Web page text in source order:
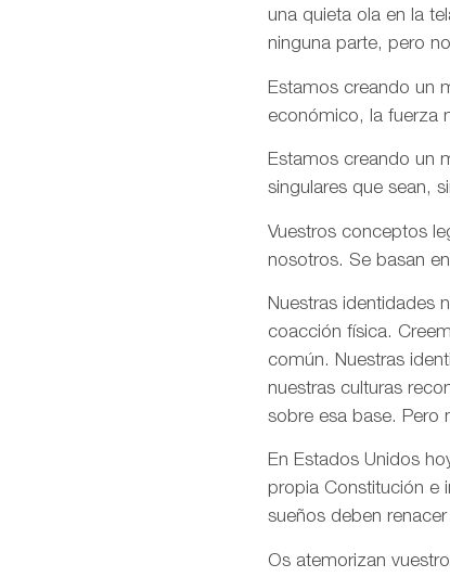
una quieta ola en la
ninguna parte, pero
Estamos creando un
económico, la fuerza
Estamos creando un
singulares que sean,
Vuestros conceptos
nosotros. Se basan
Nuestras identidades
coacción física.
común. Nuestras
nuestras culturas
sobre esa base. Pero
En Estados Unidos
propia Constitución e
sueños deben
Os atemorizan